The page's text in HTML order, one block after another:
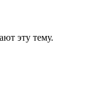
эту тему.